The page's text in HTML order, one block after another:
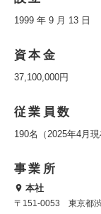
1999 年 9 月 13 日
資本金
37,100,000円
従業員数
190名（2025年4月現
事業所
本社
〒151-0053 東京都